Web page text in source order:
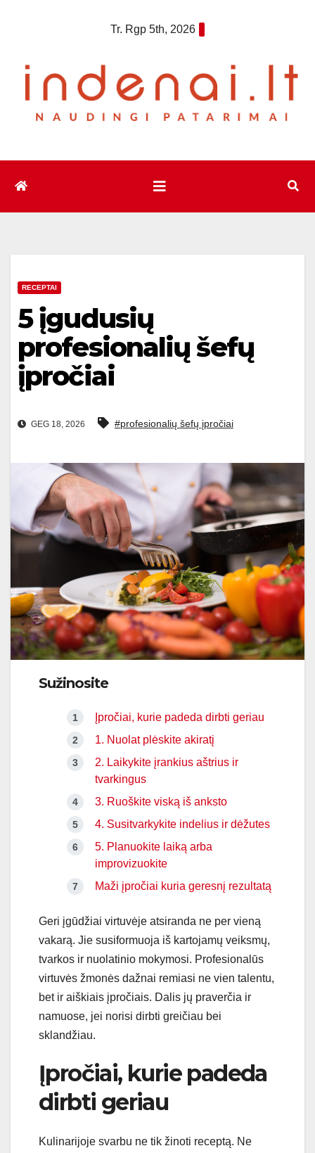
Tr. Rgp 5th, 2026
RECEPTAI
5 įgudusių
profesionalių šefų
įpročiai
GEG 18, 2026 #profesionalių šefų įpročiai
Sužinosite
Įpročiai, kurie padeda dirbti geriau
1. Nuolat plėskite akiratį
2. Laikykite įrankius aštrius ir
tvarkingus
3. Ruoškite viską iš anksto
4. Susitvarkykite indelius ir dėžutes
5. Planuokite laiką arba
improvizuokite
Maži įpročiai kuria geresnį rezultatą
Geri įgūdžiai virtuvėje atsiranda ne per vieną
vakarą. Jie susiformuoja iš kartojamų veiksmų,
tvarkos ir nuolatinio mokymosi. Profesionalūs
virtuvės žmonės dažnai remiasi ne vien talentu,
bet ir aiškiais įpročiais. Dalis jų praverčia ir
namuose, jei norisi dirbti greičiau bei
sklandžiau.
Įpročiai, kurie padeda
dirbti geriau
Kulinarijoje svarbu ne tik žinoti receptą. Ne